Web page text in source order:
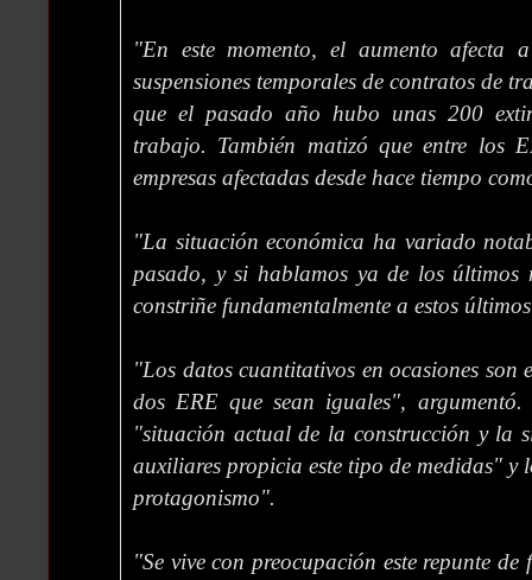
"En este momento, el aumento afecta
suspensiones temporales de contratos de
que el pasado año hubo unas 200
trabajo. También matizó que entre los
empresas afectadas desde hace tiempo
"La situación económica ha variado
pasado, y si hablamos ya de los últimos
constriñe fundamentalmente a estos últimos
"Los datos cuantitativos en ocasiones son
dos ERE que sean iguales",
"situación actual de la construcción y la
auxiliares propicia este tipo de medidas" y
protagonismo".
"Se vive con preocupación este repunte